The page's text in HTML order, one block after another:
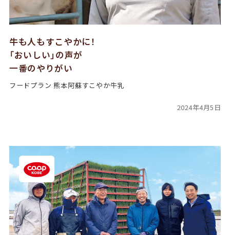
牛も人もすこやかに！
「おいしい」の声が
一番のやりがい
フードプラン 熊本阿蘇すこやか牛乳
2024年4月5日